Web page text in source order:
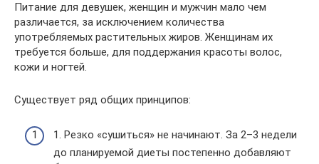
Питание для девушек, женщин и мужчин мало чем
различается, за исключением количества
употребляемых растительных жиров. Женщинам их
требуется больше, для поддержания красоты волос,
кожи и ногтей.
Существует ряд общих принципов:
1. Резко «сушиться» не начинают. За 2–3 недели
до планируемой диеты постепенно добавляют